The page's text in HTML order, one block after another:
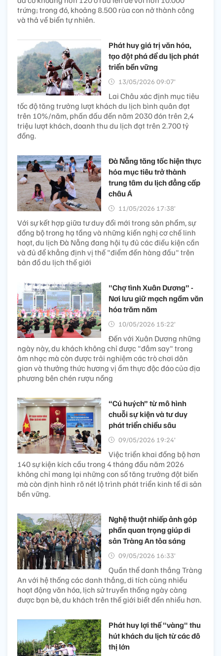
trứng; trong đó, khoảng 8.500 rùa con nở thành công
và thả về biển tự nhiên.
Phát huy giá trị văn hóa,
tạo đột phá để du lịch phát
triển bền vững
13/05/2026 09:07’
Lai Châu xác định mục tiêu
tốc độ tăng trưởng lượt khách du lịch bình quân đạt
trên 10%/năm, phấn đấu đến năm 2030 đón trên 2,4
triệu lượt khách, doanh thu du lịch đạt trên 2.700 tỷ
đồng.
Đà Nẵng tăng tốc hiện thực
hóa mục tiêu trở thành
trung tâm du lịch đẳng cấp
châu Á
11/05/2026 17:38’
Với sự kết hợp giữa tư duy đổi mới trong sản phẩm, sự
đồng bộ trong hạ tầng và những kiến nghị cơ chế linh
hoạt, du lịch Đà Nẵng đang hội tụ đủ các điều kiện cần
và đủ để khẳng định vị thế "điểm đến hàng đầu" trên
bản đồ du lịch thế giới
"Chợ tình Xuân Dương” -
Nơi lưu giữ mạch ngầm văn
hóa trăm năm
10/05/2026 15:22’
Đến với Xuân Dương những
ngày này, du khách không chỉ được "đắm say" trong
âm nhạc mà còn được trải nghiệm các trò chơi dân
gian và thưởng thức hương vị ẩm thực độc đáo của địa
phương bên chén rượu nồng
“Cú huých” từ mô hình
chuỗi sự kiện và tư duy
phát triển chiều sâu
09/05/2026 19:24’
Việc triển khai đồng bộ hơn
140 sự kiện kích cầu trong 4 tháng đầu năm 2026
không chỉ mang lại những con số tăng trưởng đột biến
mà còn định hình rõ nét lộ trình phát triển kinh tế di sản
bền vững.
Nghệ thuật nhiếp ảnh góp
phần quan trọng giúp di
sản Tràng An tỏa sáng
09/05/2026 16:33’
Quần thể danh thắng Tràng
An với hệ thống các danh thắng, di tích cùng nhiều
hoạt động văn hóa, lịch sử truyền thống ngày càng
được bạn bè, du khách trên thế giới biết đến nhiều hơn.
Phát huy lợi thế "vàng" thu
hút khách du lịch từ các đô
thị lớn